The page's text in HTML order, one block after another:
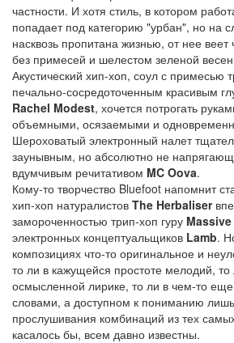
частности. И хотя стиль, в котором
попадает под категорию "урбан", но на
насквозь пропитана жизнью, от нее
без примесей и шелестом зеленой
Акустический хип-хоп, соул с примесью
печально-сосредоточенным красивым
Rachel Modest, хочется потрогать
объемными, осязаемыми и
Шероховатый электронный налет
заунывным, но абсолютно не
вдумчивым речитативом MC Oova.
Кому-то творчество Bluefoot напомнит
хип-хоп натуралистов The Herbaliser
замороченностью трип-хоп гуру
электронных концептуальщиков Lamb.
композициях что-то оригинальное и
то ли в кажущейся простоте мелодий, то
осмысленной лирике, то ли в чем-то
словами, а доступном к пониманию
прослушивания комбинаций из тех
касалось бы, всем давно известны.